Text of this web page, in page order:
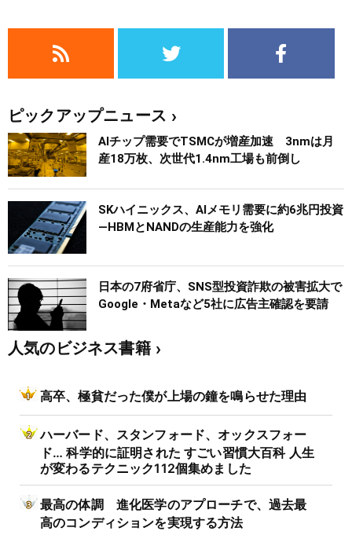
ピックアップニュース
AIチップ需要でTSMCが増産加速 3nmは月
産18万枚、次世代1.4nm工場も前倒し
SKハイニックス、AIメモリ需要に約6兆円投資
―HBMとNANDの生産能力を強化
日本の7府省庁、SNS型投資詐欺の被害拡大で
Google・Metaなど5社に広告主確認を要請
人気のビジネス書籍
高卒、極貧だった僕が上場の鐘を鳴らせた理由
ハーバード、スタンフォード、オックスフォー
ド… 科学的に証明された すごい習慣大百科 人生
が変わるテクニック112個集めました
最高の体調 進化医学のアプローチで、過去最
高のコンディションを実現する方法